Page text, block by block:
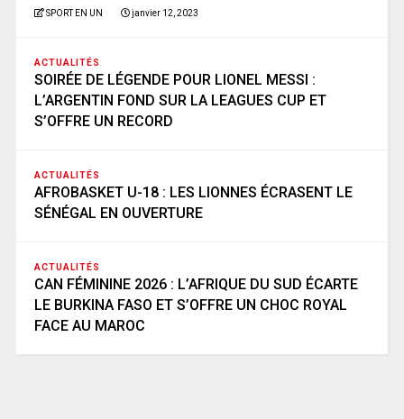
SPORT EN UN janvier 12, 2023
ACTUALITÉS
SOIRÉE DE LÉGENDE POUR LIONEL MESSI :
L’ARGENTIN FOND SUR LA LEAGUES CUP ET
S’OFFRE UN RECORD
ACTUALITÉS
AFROBASKET U-18 : LES LIONNES ÉCRASENT LE
SÉNÉGAL EN OUVERTURE
ACTUALITÉS
CAN FÉMININE 2026 : L’AFRIQUE DU SUD ÉCARTE
LE BURKINA FASO ET S’OFFRE UN CHOC ROYAL
FACE AU MAROC